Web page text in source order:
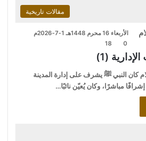
مقالات تاريخية
الأربعاء 16 محرم 1448هـ 1-7-2026م
0
18
(1)
كان النبي ﷺ يشرف على إدارة المدينة
مباشرًا، وكان يُعيّن نائبًا…